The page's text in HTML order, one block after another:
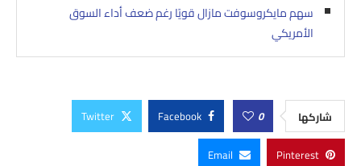
سهم مايكروسوفت مازال قويًا رغم ضعف أداء السوق
الأمريكي
شاركها 0
Facebook
Twitter
Pinterest
Email